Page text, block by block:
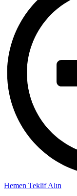
Hemen Teklif Alın